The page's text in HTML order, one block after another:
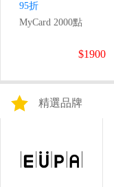
95折
MyCard 2000點
$1900
精選品牌